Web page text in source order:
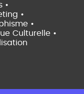
•
•
•
Culturelle •